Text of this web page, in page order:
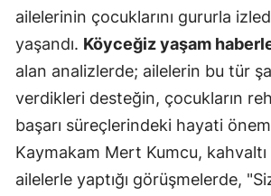
ailelerinin çocuklarını gururla
yaşandı. Köyceğiz yaşam
alan analizlerde; ailelerin bu tür
verdikleri desteğin, çocukların
başarı süreçlerindeki hayati
Kaymakam Mert Kumcu, kahvaltı
ailelerle yaptığı görüşmelerde,